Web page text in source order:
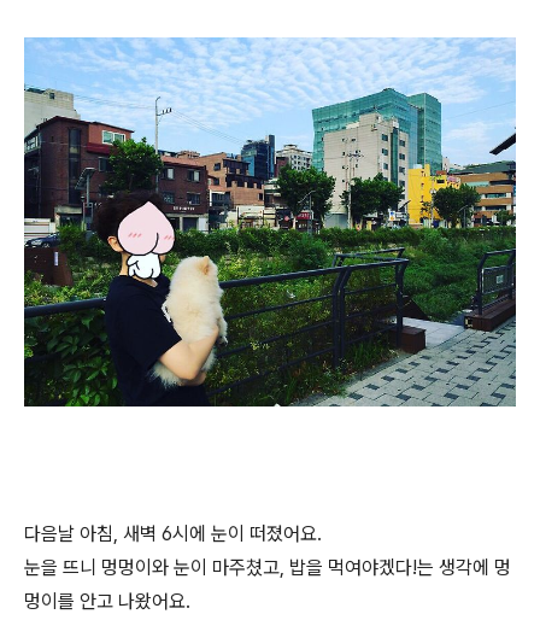
다음날 아침, 새벽 6시에 눈이 떠졌어요.
눈을 뜨니 멍멍이와 눈이 마주쳤고, 밥을 먹여야겠다!는 생각에 멍
멍이를 안고 나왔어요.